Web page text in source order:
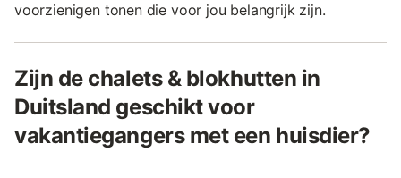
voorzienigen tonen die voor jou belangrijk zijn.
Zijn de chalets & blokhutten in
Duitsland geschikt voor
vakantiegangers met een huisdier?